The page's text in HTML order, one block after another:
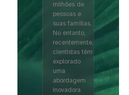
milhões de
pessoas e
suas famílias.
No entanto,
recentemente,
cientistas têm
explorado
uma
abordagem
inovadora